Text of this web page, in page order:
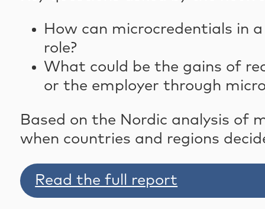
How can microcredentials in
role?
What could be the gains of
or the employer through
Based on the Nordic analysis of
when countries and regions
Read the full report